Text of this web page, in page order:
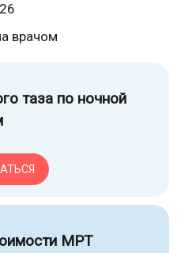
врачом
таза по ночной
МРТ